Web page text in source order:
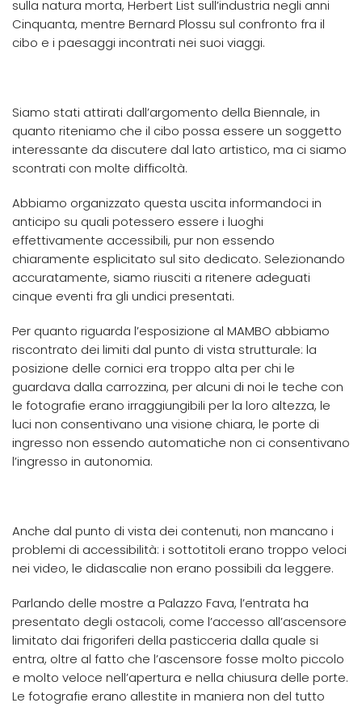
sulla natura morta, Herbert List sull’industria negli anni
Cinquanta, mentre Bernard Plossu sul confronto fra il
cibo e i paesaggi incontrati nei suoi viaggi.
Siamo stati attirati dall’argomento della Biennale, in
quanto riteniamo che il cibo possa essere un soggetto
interessante da discutere dal lato artistico, ma ci siamo
scontrati con molte difficoltà.
Abbiamo organizzato questa uscita informandoci in
anticipo su quali potessero essere i luoghi
effettivamente accessibili, pur non essendo
chiaramente esplicitato sul sito dedicato. Selezionando
accuratamente, siamo riusciti a ritenere adeguati
cinque eventi fra gli undici presentati.
Per quanto riguarda l’esposizione al MAMBO abbiamo
riscontrato dei limiti dal punto di vista strutturale: la
posizione delle cornici era troppo alta per chi le
guardava dalla carrozzina, per alcuni di noi le teche con
le fotografie erano irraggiungibili per la loro altezza, le
luci non consentivano una visione chiara, le porte di
ingresso non essendo automatiche non ci consentivano
l’ingresso in autonomia.
Anche dal punto di vista dei contenuti, non mancano i
problemi di accessibilità: i sottotitoli erano troppo veloci
nei video, le didascalie non erano possibili da leggere.
Parlando delle mostre a Palazzo Fava, l’entrata ha
presentato degli ostacoli, come l’accesso all’ascensore
limitato dai frigoriferi della pasticceria dalla quale si
entra, oltre al fatto che l’ascensore fosse molto piccolo
e molto veloce nell’apertura e nella chiusura delle porte.
Le fotografie erano allestite in maniera non del tutto